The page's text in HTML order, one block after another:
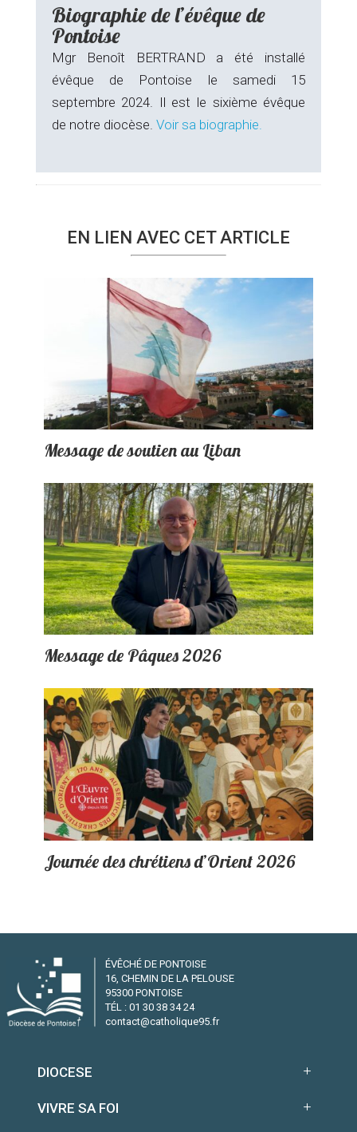
Biographie de l’évêque de
Pontoise
Mgr Benoît BERTRAND a été installé
évêque de Pontoise le samedi 15
septembre 2024. Il est le sixième évêque
de notre diocèse. Voir sa biographie.
EN LIEN AVEC CET ARTICLE
Message de soutien au Liban
Message de Pâques 2026
Journée des chrétiens d’Orient 2026
ÉVÊCHÉ DE PONTOISE
16, CHEMIN DE LA PELOUSE
95300 PONTOISE
TÉL : 01 30 38 34 24
contact@catholique95.fr
DIOCESE
VIVRE SA FOI